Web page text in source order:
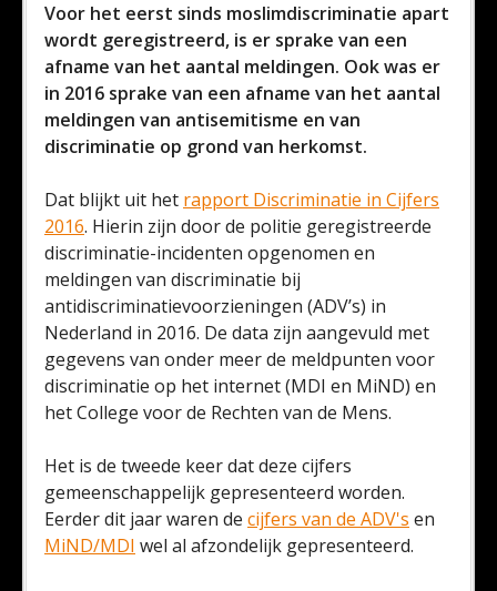
Voor het eerst sinds moslimdiscriminatie apart
wordt geregistreerd, is er sprake van een
afname van het aantal meldingen. Ook was er
in 2016 sprake van een afname van het aantal
meldingen van antisemitisme en van
discriminatie op grond van herkomst.
Dat blijkt uit het rapport Discriminatie in Cijfers
2016. Hierin zijn door de politie geregistreerde
discriminatie-incidenten opgenomen en
meldingen van discriminatie bij
antidiscriminatievoorzieningen (ADV’s) in
Nederland in 2016. De data zijn aangevuld met
gegevens van onder meer de meldpunten voor
discriminatie op het internet (MDI en MiND) en
het College voor de Rechten van de Mens.
Het is de tweede keer dat deze cijfers
gemeenschappelijk gepresenteerd worden.
Eerder dit jaar waren de cijfers van de ADV's en
MiND/MDI wel al afzondelijk gepresenteerd.